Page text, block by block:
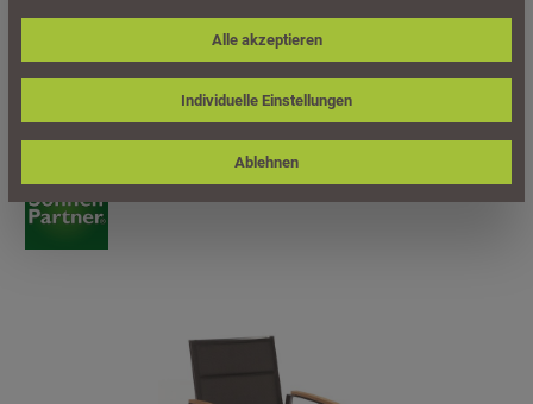
Sonnenpartner Stapelsessel Sierra,
Aluminium anthrazit /
Polstertextilgewebe schwarz /
Teakholz
Individuelle Einstellungen
Ablehnen
Alle akzeptieren